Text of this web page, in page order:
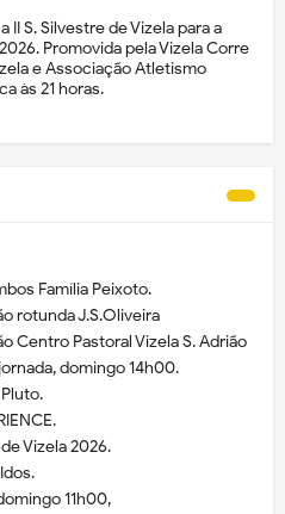
II S. Silvestre de Vizela para a
Promovida pela Vizela Corre
e Associação Atletismo
às 21 horas.
Família Peixoto.
rotunda J.S.Oliveira
Centro Pastoral Vizela S. Adrião
domingo 14h00.
Vizela 2026.
11h00,